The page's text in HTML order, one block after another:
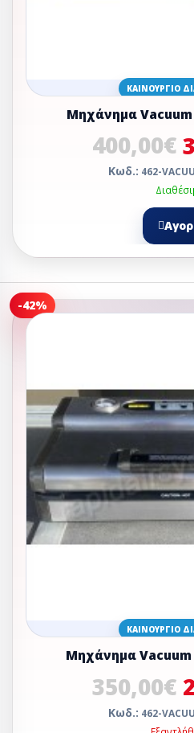
ΚΑΙΝΟΎΡΓΙΟ
Mηχάνημα Vacuum
400,00€
Κωδ.: 462-
-42%
ΚΑΙΝΟΎΡΓΙΟ
Mηχάνημα Vacuum
350,00€
Κωδ.: 462-